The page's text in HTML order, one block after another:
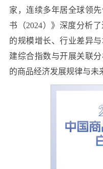
家，连续多年居全球领
书（2024）》深度分析
的规模增长、行业差异
建综合指数与开展关联
的商品经济发展规律与未